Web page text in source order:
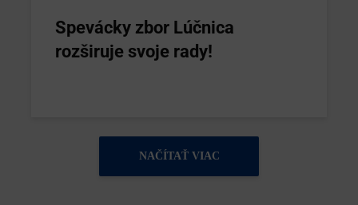
Spevácky zbor Lúčnica
rozširuje svoje rady!
NAČÍTAŤ VIAC